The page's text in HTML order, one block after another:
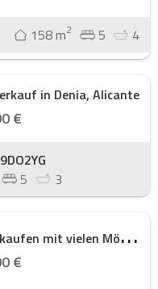
158 m2 5 4
in Denia, Alicante
€
5 3
V
illa zu verkaufen mit vielen Möglichkeiten ...
€